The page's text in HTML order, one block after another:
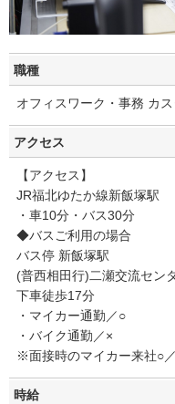
職種
オフィスワーク・事務 カ
アクセス
【アクセス】
JR福北ゆたか線新飯塚駅
・車10分・バス30分
◆バスご利用の場合
バス停 新飯塚駅
(普西相田行)二瀬交流セン
下車徒歩17分
・マイカー通勤／○
・バイク通勤／×
※面接時のマイカー来社○
時給